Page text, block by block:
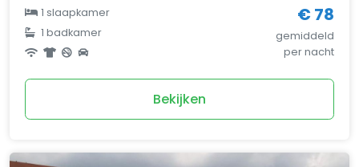
1 slaapkamer
1 badkamer
€ 78
gemiddeld
per nacht
Bekijken